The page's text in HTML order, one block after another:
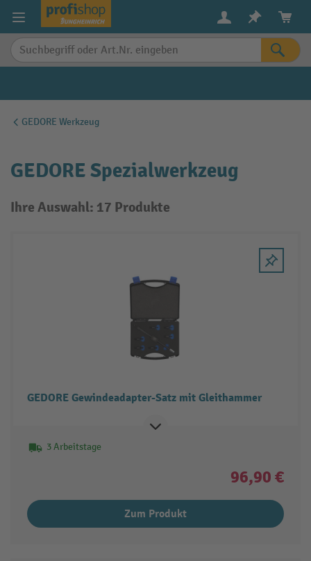
springen
GEDORE Werkzeug
GEDORE Spezialwerkzeug
Ihre Auswahl: 17 Produkte
GEDORE Gewindeadapter-Satz mit Gleithammer
3 Arbeitstage
96,90 €
Zum Produkt